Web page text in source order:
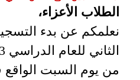
الطلاب الأعزاء،
نعلمكم عن بدء